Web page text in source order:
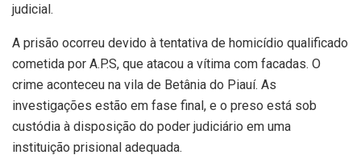
judicial.
A prisão ocorreu devido à tentativa de homicídio qualificado
cometida por A.P.S, que atacou a vítima com facadas. O
crime aconteceu na vila de Betânia do Piauí. As
investigações estão em fase final, e o preso está sob
custódia à disposição do poder judiciário em uma
instituição prisional adequada.